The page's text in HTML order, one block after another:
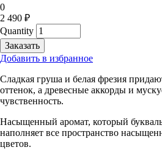
0
2 490 ₽
Quantity
Добавить в избранное
Сладкая груша и белая фрезия
оттенок, а древесные аккорды и
чувственность.
Насыщенный аромат, который
наполняет все пространство
цветов.